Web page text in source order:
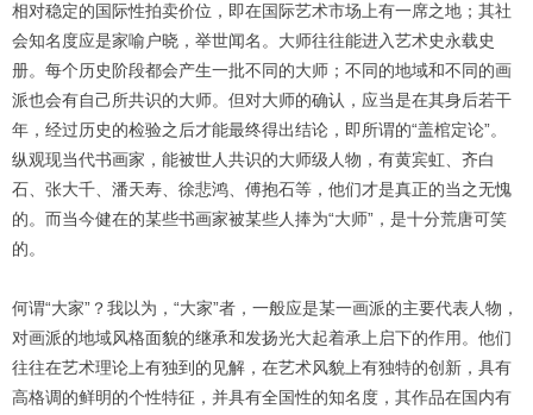
1
相对稳定的国际性拍卖价位，即在国际艺术市场上有一席之地；其社
会知名度应是家喻户晓，举世闻名。大师往往能进入艺术史永载史
册。每个历史阶段都会产生一批不同的大师；不同的地域和不同的画
派也会有自己所共识的大师。但对大师的确认，应当是在其身后若干
年，经过历史的检验之后才能最终得出结论，即所谓的“盖棺定论”。
纵观现当代书画家，能被世人共识的大师级人物，有黄宾虹、齐白
石、张大千、潘天寿、徐悲鸿、傅抱石等，他们才是真正的当之无愧
的。而当今健在的某些书画家被某些人捧为“大师”，是十分荒唐可笑
的。
何谓“大家”？我以为，“大家”者，一般应是某一画派的主要代表人物，
对画派的地域风格面貌的继承和发扬光大起着承上启下的作用。他们
往往在艺术理论上有独到的见解，在艺术风貌上有独特的创新，具有
高格调的鲜明的个性特征，并具有全国性的知名度，其作品在国内有